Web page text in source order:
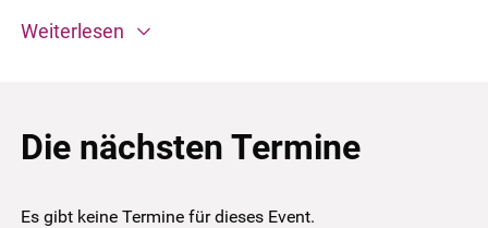
Weiterlesen
Die nächsten Termine
Es gibt keine Termine für dieses Event.